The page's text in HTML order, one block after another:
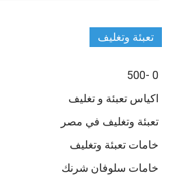
تعبئة وتغليف
0 -500
اكياس تعبئة و تغليف
تعبئة وتغليف في مصر
خامات تعبئة وتغليف
خامات سلوفان شرنك